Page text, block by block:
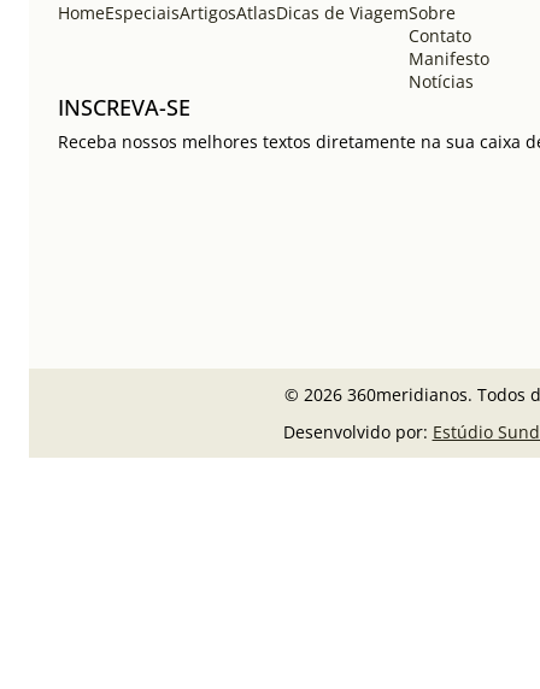
HomeEspeciaisArtigosAtlasDicas de ViagemSobre
Contato
Manifesto
Notícias
INSCREVA-SE
Receba nossos melhores textos diretamente na sua caixa
© 2026 360meridianos. Todos
Desenvolvido por: Estúdio